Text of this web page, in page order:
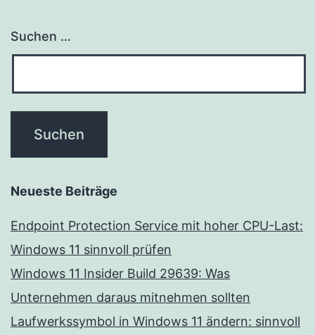
Suchen …
Neueste Beiträge
Endpoint Protection Service mit hoher CPU-Last:
Windows 11 sinnvoll prüfen
Windows 11 Insider Build 29639: Was
Unternehmen daraus mitnehmen sollten
Laufwerkssymbol in Windows 11 ändern: sinnvoll